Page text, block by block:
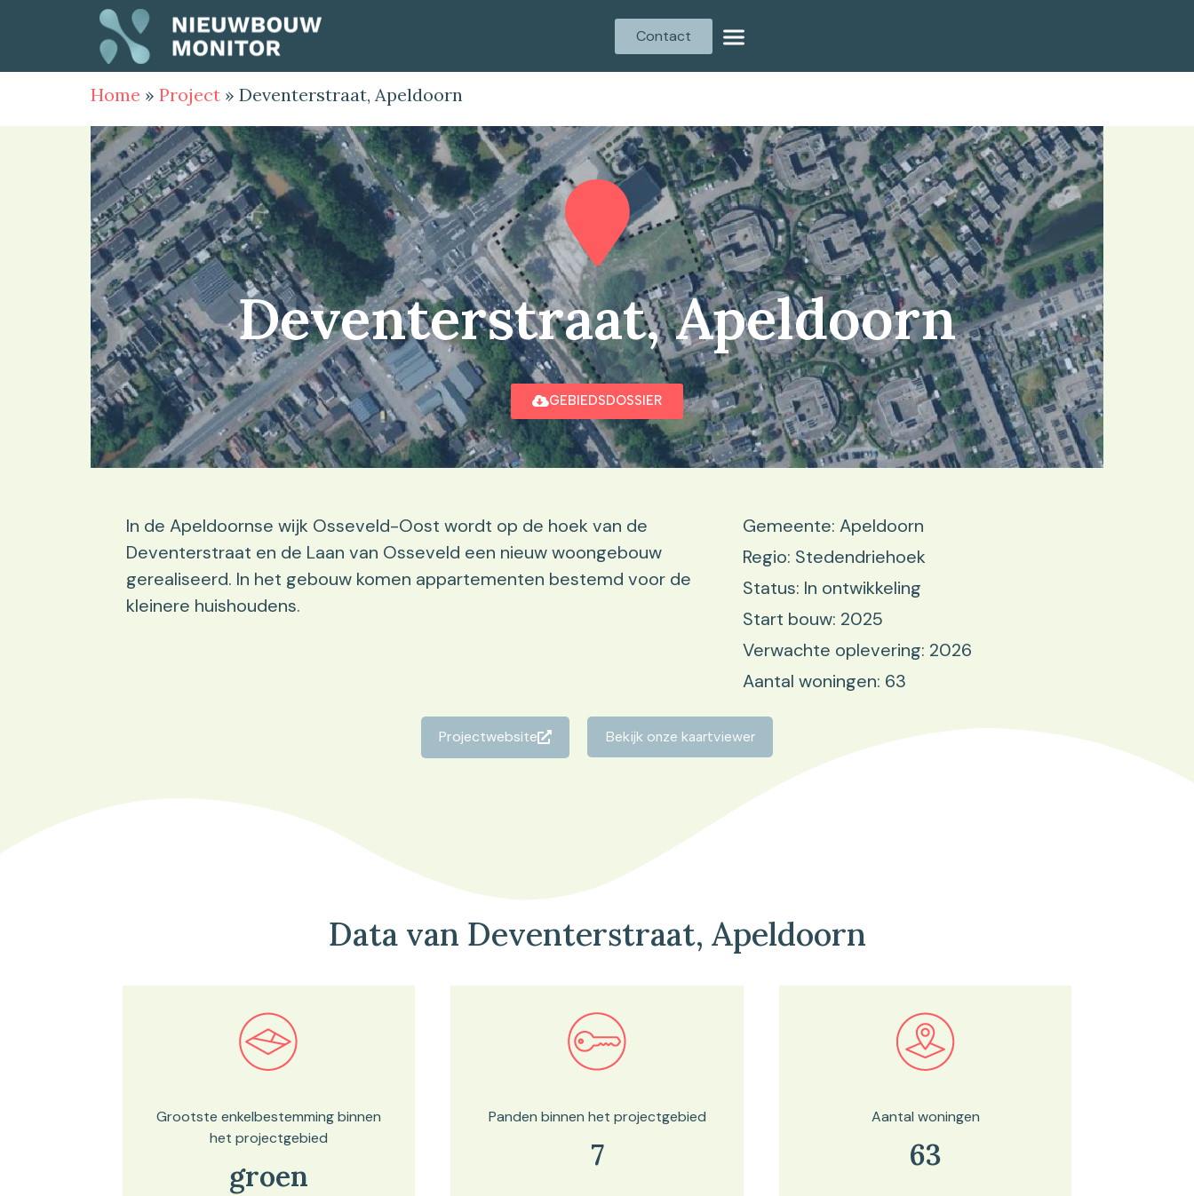
Contact
Home » Project » Deventerstraat, Apeldoorn
Deventerstraat, Apeldoorn
GEBIEDSDOSSIER
In de Apeldoornse wijk Osseveld-Oost wordt op de hoek van de
Deventerstraat en de Laan van Osseveld een nieuw woongebouw
gerealiseerd. In het gebouw komen appartementen bestemd voor de
kleinere huishoudens.
Gemeente: Apeldoorn
Regio: Stedendriehoek
Status: In ontwikkeling
Start bouw: 2025
Verwachte oplevering: 2026
Aantal woningen: 63
Projectwebsite Bekijk onze kaartviewer
Data van Deventerstraat, Apeldoorn
Bekijk in onze kaartviewer
Grootste enkelbestemming binnen
het projectgebied
groen
Bekijk in onze kaartviewer
Panden binnen het projectgebied
7
Bekijk in onze kaartviewer
Aantal woningen
63